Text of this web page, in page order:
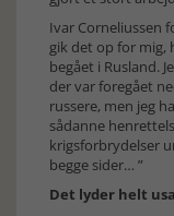
Ivar Corneliussen
gik det op for mig,
begået i Rusland.
der var foregået
russere, men jeg
sådanne
krigsforbrydelser
begge sider… ”
Det lyder helt